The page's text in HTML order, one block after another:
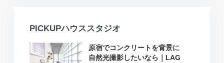
PICKUPハウススタジオ
原宿でコンクリートを背景に
自然光撮影したいなら｜LAG